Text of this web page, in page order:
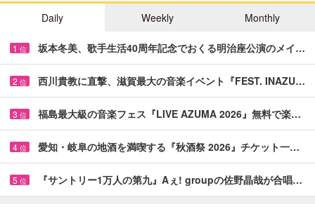
Daily
Weekly Monthly
1 位 坂本冬美、歌手生活40周年記念でおくる明治座公演のメイ…
2 位 西川貴教に直撃、滋賀最大の音楽イベント『FEST. INAZU…
3 位 福島最大級の音楽フェス『LIVE AZUMA 2026』無料で楽…
4 位 愛知・岐阜の地酒を満喫する『秋酒祭 2026』チケット一…
5 位 『サントリー1万人の第九』Aぇ! groupの佐野晶哉が合唱…